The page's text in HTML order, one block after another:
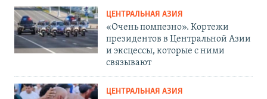
ЦЕНТРАЛЬНАЯ АЗИЯ
«Очень помпезно». Кортежи
президентов в Центральной Азии
и эксцессы, которые с ними
связывают
ЦЕНТРАЛЬНАЯ АЗИЯ